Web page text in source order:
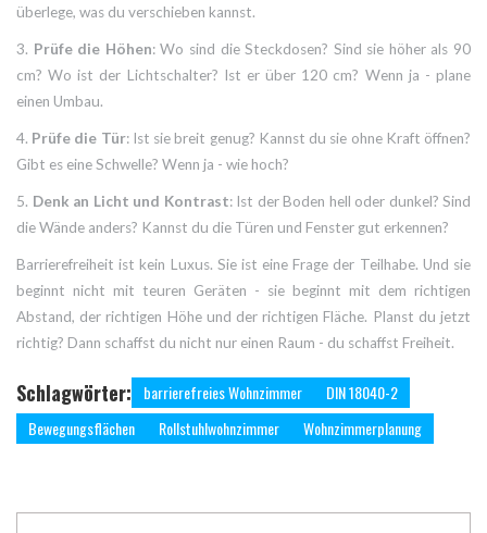
überlege, was du verschieben kannst.
3. Prüfe die Höhen: Wo sind die Steckdosen? Sind sie höher als 90
cm? Wo ist der Lichtschalter? Ist er über 120 cm? Wenn ja - plane
einen Umbau.
4. Prüfe die Tür: Ist sie breit genug? Kannst du sie ohne Kraft öffnen?
Gibt es eine Schwelle? Wenn ja - wie hoch?
5. Denk an Licht und Kontrast: Ist der Boden hell oder dunkel? Sind
die Wände anders? Kannst du die Türen und Fenster gut erkennen?
Barrierefreiheit ist kein Luxus. Sie ist eine Frage der Teilhabe. Und sie
beginnt nicht mit teuren Geräten - sie beginnt mit dem richtigen
Abstand, der richtigen Höhe und der richtigen Fläche. Planst du jetzt
richtig? Dann schaffst du nicht nur einen Raum - du schaffst Freiheit.
Schlagwörter: barrierefreies Wohnzimmer
DIN 18040-2
Bewegungsflächen
Rollstuhlwohnzimmer Wohnzimmerplanung